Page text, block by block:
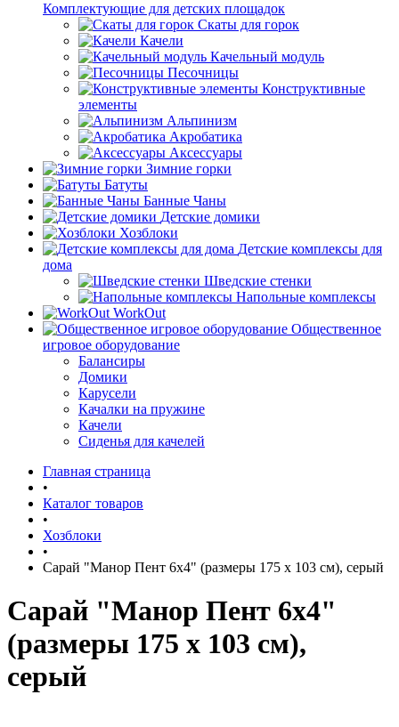
Комплектующие для детских площадок
Скаты для горок
Качели
Качельный модуль
Песочницы
Конструктивные
элементы
Альпинизм
Акробатика
Аксессуары
Зимние горки
Батуты
Банные Чаны
Детские домики
Хозблоки
Детские комплексы для
дома
Шведские стенки
Напольные комплексы
WorkOut
Общественное
игровое оборудование
Балансиры
Домики
Карусели
Качалки на пружине
Качели
Сиденья для качелей
Главная страница
•
Каталог товаров
•
Хозблоки
•
Сарай "Манор Пент 6x4" (размеры 175 x 103 см), серый
Сарай "Манор Пент 6x4"
(размеры 175 x 103 см),
серый